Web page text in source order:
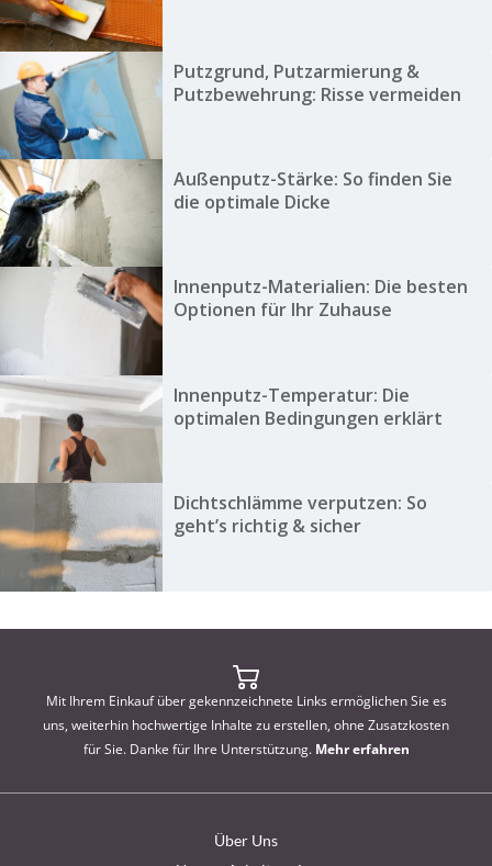
Putzgrund, Putzarmierung &
Putzbewehrung: Risse vermeiden
Außenputz-Stärke: So finden Sie
die optimale Dicke
Innenputz-Materialien: Die besten
Optionen für Ihr Zuhause
Innenputz-Temperatur: Die
optimalen Bedingungen erklärt
Dichtschlämme verputzen: So
geht’s richtig & sicher
Mit Ihrem Einkauf über gekennzeichnete Links ermöglichen Sie es
uns, weiterhin hochwertige Inhalte zu erstellen, ohne Zusatzkosten
für Sie. Danke für Ihre Unterstützung. Mehr erfahren
Über Uns